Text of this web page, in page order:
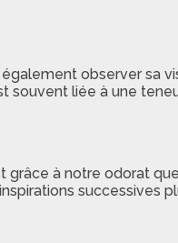
observer
liée à une
à notre odorat
successives